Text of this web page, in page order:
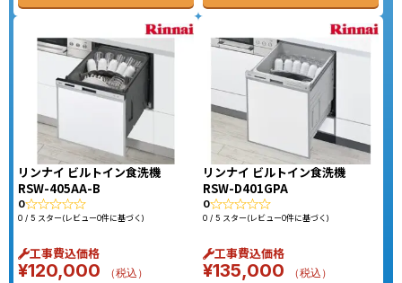
リンナイ ビルトイン食洗機
RSW-405AA-B
0
0 / 5 スター(レビュー0件に基づく)
工事費込価格
¥120,000 （税込）
リンナイ ビルトイン食洗機
RSW-D401GPA
0
0 / 5 スター(レビュー0件に基づく)
工事費込価格
¥135,000 （税込）